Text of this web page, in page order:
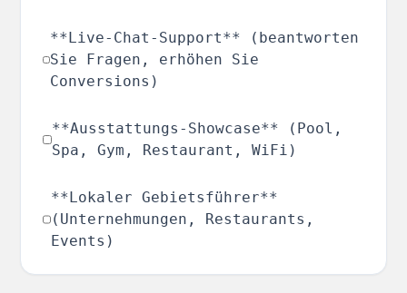
**Live-Chat-Support** (beantworten
Sie Fragen, erhöhen Sie
Conversions)
**Ausstattungs-Showcase** (Pool,
Spa, Gym, Restaurant, WiFi)
**Lokaler Gebietsführer**
(Unternehmungen, Restaurants,
Events)